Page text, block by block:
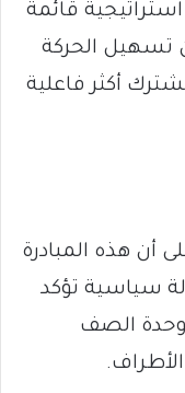
قائمة
تسهيل الحركة
أكثر فاعلية
أن هذه المبادرة
سياسية تؤكد
وحدة الصف